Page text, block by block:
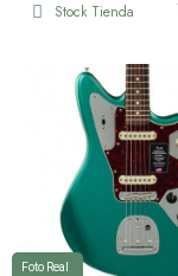
Stock Tienda
Foto Real